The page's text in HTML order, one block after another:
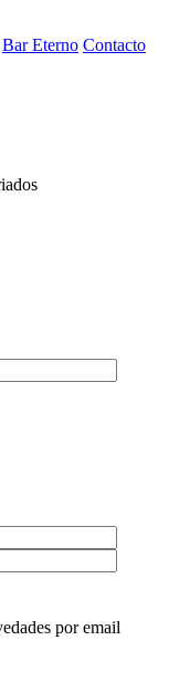
Bar Eterno Contacto
por email